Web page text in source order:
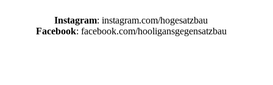
Instagram: instagram.com/hogesatzbau
Facebook: facebook.com/hooligansgegensatzbau